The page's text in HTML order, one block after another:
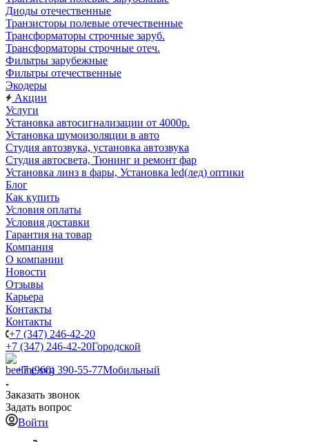
Диоды отечественные
Транзисторы полевые отечественные
Трансформаторы строчные заруб.
Трансформаторы строчные отеч.
Фильтры зарубежные
Фильтры отечественные
Экодеры
Акции
Услуги
Установка автосигнализации от 4000р.
Установка шумоизоляции в авто
Студия автозвука, установка автозвука
Студия автосвета, Тюнинг и ремонт фар
Установка линз в фары, Установка led(лед) оптики
Блог
Как купить
Условия оплаты
Условия доставки
Гарантия на товар
Компания
О компании
Новости
Отзывы
Карьера
Контакты
Контакты
+7 (347) 246-42-20
+7 (347) 246-42-20Городской
+7 (960) 390-55-77Мобильный
Заказать звонок
Задать вопрос
Войти